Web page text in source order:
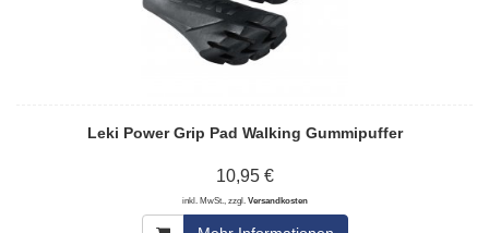
Leki Power Grip Pad Walking Gummipuffer
10,95 €
inkl. MwSt., zzgl. Versandkosten